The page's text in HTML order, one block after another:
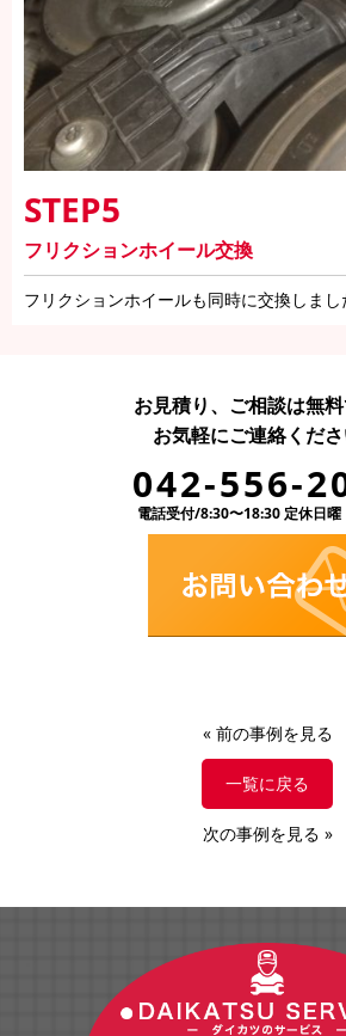
STEP5
フリクションホイール交換
フリクションホイールも同時に交換しまし
お見積り、ご相談は無料
お気軽にご連絡くださ
042-556-
電話受付/8:30〜18:30 定休日曜
« 前の事例を見る
一覧に戻る
次の事例を見る »